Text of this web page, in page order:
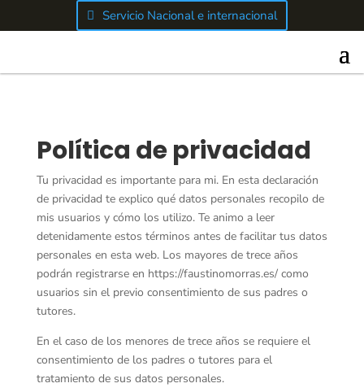
Servicio Nacional e internacional
Política de privacidad
Tu privacidad es importante para mi. En esta declaración
de privacidad te explico qué datos personales recopilo de
mis usuarios y cómo los utilizo. Te animo a leer
detenidamente estos términos antes de facilitar tus datos
personales en esta web. Los mayores de trece años
podrán registrarse en https://faustinomorras.es/ como
usuarios sin el previo consentimiento de sus padres o
tutores.
En el caso de los menores de trece años se requiere el
consentimiento de los padres o tutores para el
tratamiento de sus datos personales.